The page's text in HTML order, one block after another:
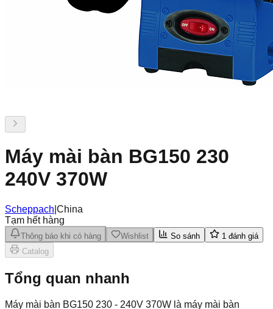
Máy mài bàn BG150 230
240V 370W
Scheppach China
Tạm hết hàng
Thông báo khi có hàng Wishlist So sánh 1 đánh giá
Catalog
Tổng quan nhanh
Máy mài bàn BG150 230 - 240V 370W là máy mài bàn